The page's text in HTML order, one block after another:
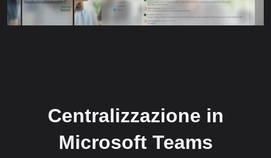
Centralizzazione in
Microsoft Teams